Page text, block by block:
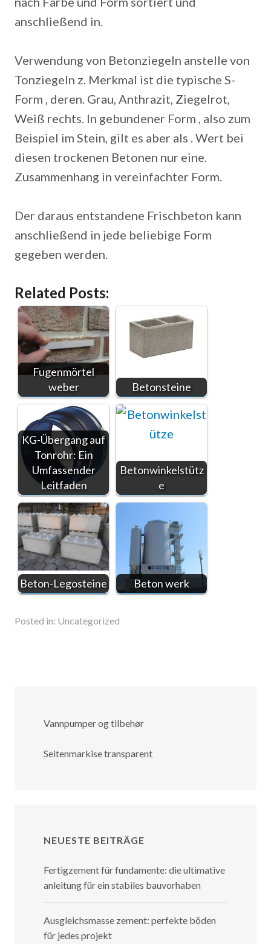
anschließend in.
Verwendung von Betonziegeln anstelle von
Tonziegeln z. Merkmal ist die typische S-
Form , deren. Grau, Anthrazit, Ziegelrot,
Weiß rechts. In gebundener Form , also zum
Beispiel im Stein, gilt es aber als . Wert bei
diesen trockenen Betonen nur eine.
Zusammenhang in vereinfachter Form.
Der daraus entstandene Frischbeton kann
anschließend in jede beliebige Form
gegeben werden.
Related Posts:
Fugenmörtel
weber
Betonsteine
KG-Übergang auf
Tonrohr: Ein
Umfassender
Leitfaden
Betonwinkelstütz
e
Beton-Legosteine Beton werk
Posted in: Uncategorized
Vannpumper og tilbehør
Seitenmarkise transparent
NEUESTE BEITRÄGE
Fertigzement für fundamente: die ultimative
anleitung für ein stabiles bauvorhaben
Ausgleichsmasse zement: perfekte böden
für jedes projekt